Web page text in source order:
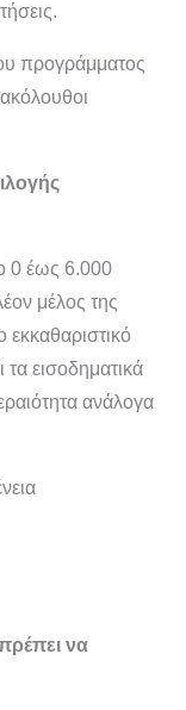
προγράμματος
0 έως 6.000
μέλος της
εκκαθαριστικό
εισοδηματικά
ανάλογα
να